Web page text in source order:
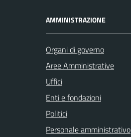
AMMINISTRAZIONE
Organi di governo
Aree Amministrative
Uffici
Enti e fondazioni
Politici
Personale amministrativo